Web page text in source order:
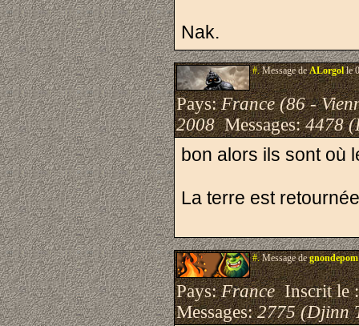
Nak.
#.Message deALorgolle
Pays:France (86 -
2008Messages:4478
bon alors ils sont où
La terre est
#.Message degnondepom
Pays:FranceInscrit le
Messages:2775 (Djinn